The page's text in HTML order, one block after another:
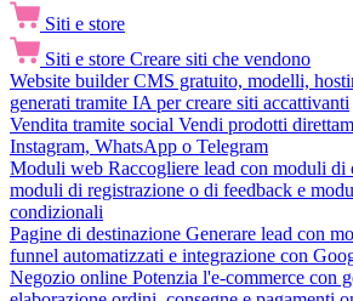
Siti e store
Siti e store Creare siti che vendono
Website builder CMS gratuito, modelli,
generati tramite IA per creare siti accattivanti
Vendita tramite social Vendi prodotti
Instagram, WhatsApp o Telegram
Moduli web Raccogliere lead con moduli di
moduli di registrazione o di feedback e
condizionali
Pagine di destinazione Generare lead con
funnel automatizzati e integrazione con
Negozio online Potenzia l'e-commerce con